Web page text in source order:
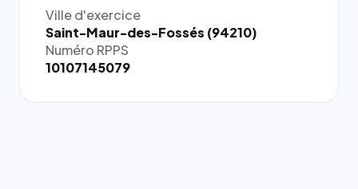
Ville d'exercice
Saint-Maur-des-Fossés (94210)
Numéro RPPS
10107145079
{# 40×40
: la taille
rendue par
`.profile-